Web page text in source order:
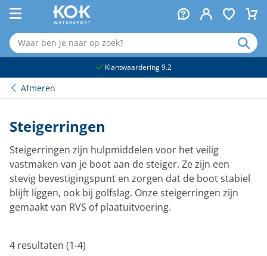
Klantwaardering 9.2
Afmeren
Steigerringen
Steigerringen zijn hulpmiddelen voor het veilig
vastmaken van je boot aan de steiger. Ze zijn een
stevig bevestigingspunt en zorgen dat de boot stabiel
blijft liggen, ook bij golfslag. Onze steigerringen zijn
gemaakt van RVS of plaatuitvoering.
4 resultaten (1-4)